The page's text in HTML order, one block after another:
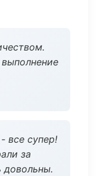
все супер!
за
довольны.